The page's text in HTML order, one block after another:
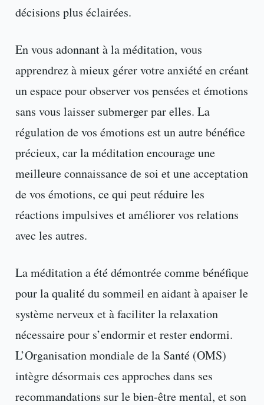
décisions plus éclairées.
En vous adonnant à la méditation, vous
apprendrez à mieux gérer votre anxiété en créant
un espace pour observer vos pensées et émotions
sans vous laisser submerger par elles. La
régulation de vos émotions est un autre bénéfice
précieux, car la méditation encourage une
meilleure connaissance de soi et une acceptation
de vos émotions, ce qui peut réduire les
réactions impulsives et améliorer vos relations
avec les autres.
La méditation a été démontrée comme bénéfique
pour la qualité du sommeil en aidant à apaiser le
système nerveux et à faciliter la relaxation
nécessaire pour s’endormir et rester endormi.
L’Organisation mondiale de la Santé (OMS)
intègre désormais ces approches dans ses
recommandations sur le bien-être mental, et son